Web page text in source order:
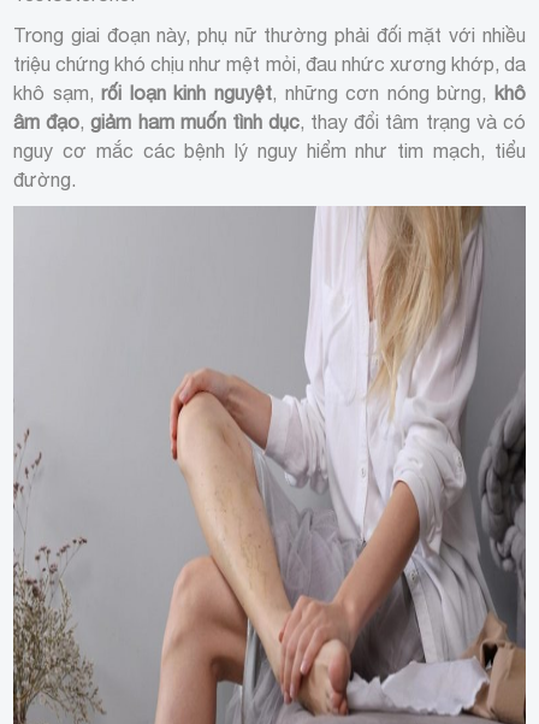
Trong giai đoạn này, phụ nữ thường phải đối mặt với nhiều
triệu chứng khó chịu như mệt mỏi, đau nhức xương khớp, da
khô sạm,rối loạn kinh nguyệt, những cơn nóng bừng, khô
âm đạo,giảm ham muốn tình dục, thay đổi tâm trạng và có
nguy cơ mắc các bệnh lý nguy hiểm như tim mạch, tiểu
đường.